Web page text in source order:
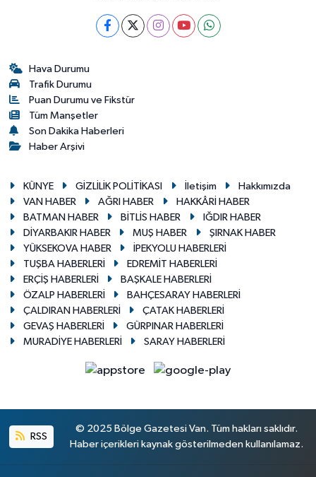
Hava Durumu
Trafik Durumu
Puan Durumu ve Fikstür
Tüm Manşetler
Son Dakika Haberleri
Haber Arşivi
KÜNYE GİZLİLİK POLİTİKASI İletişim
Hakkımızda
VAN HABER
AĞRI HABER
HAKKÂRİ HABER
BATMAN HABER
BİTLİS HABER
IĞDIR HABER
DİYARBAKIR HABER
MUŞ HABER
ŞIRNAK HABER
YÜKSEKOVA HABER
İPEKYOLU HABERLERİ
TUŞBA HABERLERİ
EDREMİT HABERLERİ
ERÇİŞ HABERLERİ
BAŞKALE HABERLERİ
ÖZALP HABERLERİ
BAHÇESARAY HABERLERİ
ÇALDIRAN HABERLERİ
ÇATAK HABERLERİ
GEVAŞ HABERLERİ
GÜRPINAR HABERLERİ
MURADİYE HABERLERİ
SARAY HABERLERİ
RSS
© 2025 Bölge Gazetesi Van. Tüm hakları saklıdır.
Haber içerikleri kaynak gösterilmeden kullanılamaz.